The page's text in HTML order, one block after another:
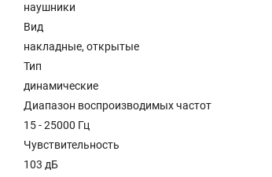
наушники
Вид
накладные, открытые
Тип
динамические
Диапазон воспроизводимых частот
15 - 25000 Гц
Чувствительность
103 дБ